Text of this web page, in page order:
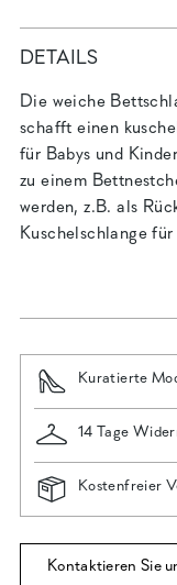
DETAILS
Die weiche
schafft einen
für Babys und
zu einem
werden, z.B. als
Kuschelschlange
Kuratierte
14 Tage
Kostenfreier
Kontaktieren Sie